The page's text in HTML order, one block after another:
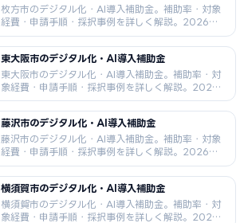
枚方市のデジタル化・AI導入補助金。補助率・対象
経費・申請手順・採択事例を詳しく解説。2026年
最新版。
東大阪市のデジタル化・AI導入補助金
東大阪市のデジタル化・AI導入補助金。補助率・対
象経費・申請手順・採択事例を詳しく解説。2026
年最新版。
藤沢市のデジタル化・AI導入補助金
藤沢市のデジタル化・AI導入補助金。補助率・対象
経費・申請手順・採択事例を詳しく解説。2026年
最新版。
横須賀市のデジタル化・AI導入補助金
横須賀市のデジタル化・AI導入補助金。補助率・対
象経費・申請手順・採択事例を詳しく解説。2026